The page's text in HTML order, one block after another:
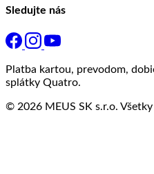
Sledujte nás
Platba kartou, prevodom,
splátky Quatro.
© 2026 MEUS SK s.r.o.